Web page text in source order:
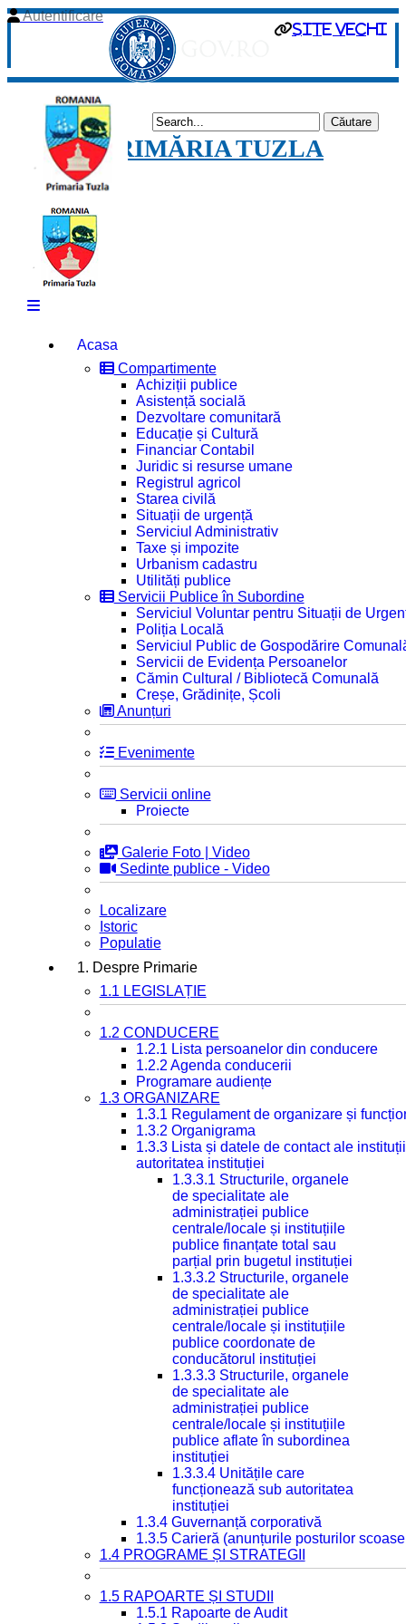
site vechi
Autentificare
PRIMĂRIA TUZLA
Acasa
Compartimente
Achiziții publice
Asistență socială
Dezvoltare comunitară
Educație și Cultură
Financiar Contabil
Juridic si resurse umane
Registrul agricol
Starea civilă
Situații de urgență
Serviciul Administrativ
Taxe și impozite
Urbanism cadastru
Utilități publice
Servicii Publice în Subordine
Serviciul Voluntar pentru Situații de
Poliția Locală
Serviciul Public de Gospodărire
Servicii de Evidența Persoanelor
Cămin Cultural / Bibliotecă Comunală
Creșe, Grădinițe, Școli
Anunțuri
Evenimente
Servicii online
Proiecte
Galerie Foto | Video
Sedinte publice - Video
Localizare
Istoric
Populatie
1. Despre Primarie
1.1 LEGISLAȚIE
1.2 CONDUCERE
1.2.1 Lista persoanelor din conducere
1.2.2 Agenda conducerii
Programare audiențe
1.3 ORGANIZARE
1.3.1 Regulament de organizare și
1.3.2 Organigrama
1.3.3 Lista și datele de contact ale
autoritatea instituției
1.3.3.1 Structurile, organele
de specialitate ale
administrației publice
centrale/locale și instituțiile
publice finanțate total sau
parțial prin bugetul instituției
1.3.3.2 Structurile, organele
de specialitate ale
administrației publice
centrale/locale și instituțiile
publice coordonate de
conducătorul instituției
1.3.3.3 Structurile, organele
de specialitate ale
administrației publice
centrale/locale și instituțiile
publice aflate în subordinea
instituției
1.3.3.4 Unitățile care
funcționează sub autoritatea
instituției
1.3.4 Guvernanță corporativă
1.3.5 Carieră (anunțurile posturilor
1.4 PROGRAME ȘI STRATEGII
1.5 RAPOARTE ȘI STUDII
1.5.1 Rapoarte de Audit